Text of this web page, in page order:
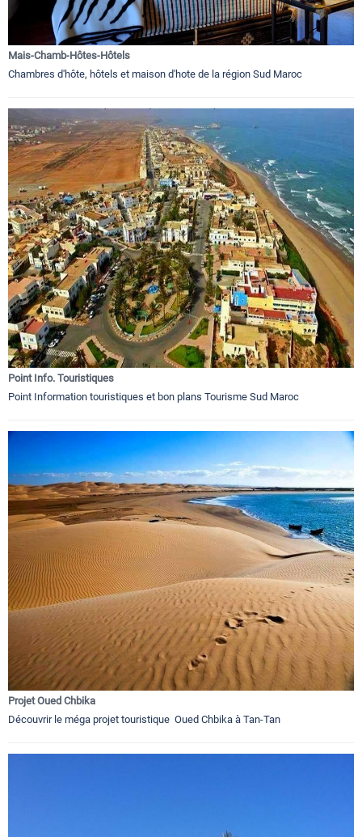
Mais-Chamb-Hôtes-Hôtels
Chambres d'hôte, hôtels et maison d'hote de la région Sud Maroc
Point Info. Touristiques
Point Information touristiques et bon plans Tourisme Sud Maroc
Projet Oued Chbika
Découvrir le méga projet touristique Oued Chbika à Tan-Tan